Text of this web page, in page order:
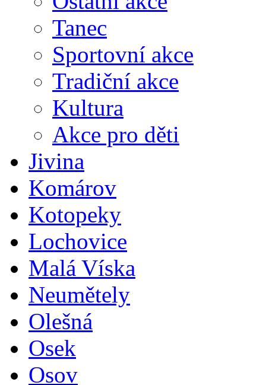
Tanec
Sportovní akce
Tradiční akce
Kultura
Akce pro děti
Jivina
Komárov
Kotopeky
Lochovice
Malá Víska
Neumětely
Olešná
Osek
Osov